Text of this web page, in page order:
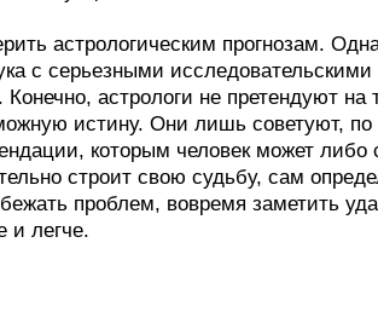
астрологическим прогнозам.
с серьезными
астрологи не претендуют на
истину. Они лишь советуют, по
которым человек может либо
строит свою судьбу, сам
проблем, вовремя заметить
и легче.